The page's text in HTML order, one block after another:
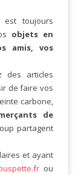
toujours
objets en
amis, vos
des articles
de faire vos
carbone,
de
partagent
et ayant
ou